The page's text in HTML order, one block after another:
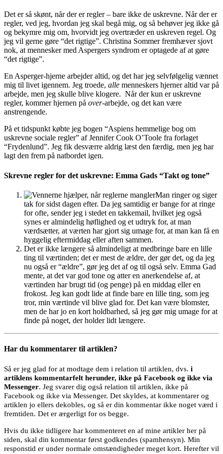
Det er så skønt, når der er regler – bare ikke de uskrevne. Når der er
regler, ved jeg, hvordan jeg skal begå mig, og så behøver jeg ikke gå
og bekymre mig om, hvorvidt jeg overtræder en uskreven regel. Og
jeg vil gerne gøre “det rigtige”. Christina Sommer fremhæver sjovt
nok, at mennesker med Aspergers syndrom er optagede af at gøre
“det rigtige”.
En Asperger-hjerne arbejder altid, og det har jeg selvfølgelig vænnet
mig til livet igennem. Jeg troede, alle menneskers hjerner altid var på
arbejde, men jeg skulle blive klogere. Når der kun er uskrevne
regler, kommer hjernen på over-arbejde, og det kan være
anstrengende.
På et tidspunkt købte jeg bogen “Aspiens hemmelige bog om
uskrevne sociale regler” af Jennifer Cook O’Toole fra forlaget
“Frydenlund”. Jeg fik desværre aldrig læst den færdig, men jeg har
lagt den frem på natbordet igen.
Skrevne regler for det uskrevne: Emma Gads “Takt og tone”
Man ringer og siger
tak for sidst dagen efter. Da jeg samtidig er bange for at ringe
for ofte, sender jeg i stedet en takkemail, hvilket jeg også
synes er almindelig høflighed og et udtryk for, at man
værdsætter, at værten har gjort sig umage for, at man kan få en
hyggelig eftermiddag eller aften sammen.
Det er ikke længere så almindeligt at medbringe bare en lille
ting til værtinden; det er mest de ældre, der gør det, og da jeg
nu også er “ældre”, gør jeg det af og til også selv. Emma Gad
mente, at det var god tone og atter en anerkendelse af, at
værtinden har brugt tid (og penge) på en middag eller en
frokost. Jeg kan godt lide at finde bare en lille ting, som jeg
tror, min værtinde vil blive glad for. Det kan være blomster,
men de har jo en kort holdbarhed, så jeg gør mig umage for at
finde på noget, der holder lidt længere.
Har du kommentarer til artiklen?
Så er jeg glad for at modtage dem i relation til artiklen, dvs. i
artiklens kommentarfelt herunder, ikke på Facebook og ikke via
Messenger. Jeg svarer dig også relation til artiklen, ikke på
Facebook og ikke via Messenger. Det skyldes, at kommentarer og
artiklen jo ellers dekobles, og så er din kommentar ikke noget værd i
fremtiden. Det er ærgerligt for os begge.
Hvis du ikke tidligere har kommenteret en af mine artikler her på
siden, skal din kommentar først godkendes (spamhensyn). Min
responstid er under normale omstændigheder meget kort. Herefter vil